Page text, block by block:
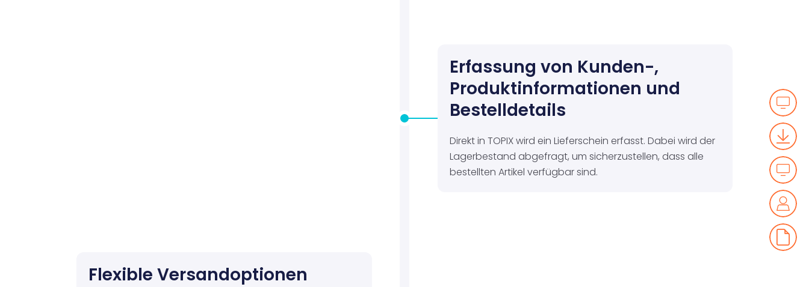
Erfassung von Kunden-,
Produktinformationen und
Bestelldetails
Direkt in TOPIX wird ein Lieferschein erfasst. Dabei wird der
Lagerbestand abgefragt, um sicherzustellen, dass alle
bestellten Artikel verfügbar sind.
Flexible Versandoptionen